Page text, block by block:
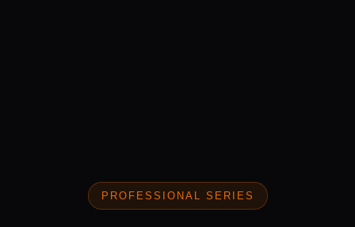
PROFESSIONAL SERIES